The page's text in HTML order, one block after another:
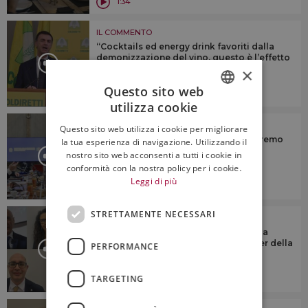
IL COMMENTO
“Cocktails ed energy drink favoriti dalla
demonizzazione del vino, questo è l’effetto
4:15
IL COMMENTO
Health warnings e vino: “non accetteremo
mai etichette che spaventano il
consumatore”
6:23
IL COMMENTO
Tendenze, presente e futuro del vino a
scaffale in Italia, con le insegne leader della
ENGLISH
×
Questo sito web
utilizza cookie
Questo sito web utilizza i cookie per migliorare
la tua esperienza di navigazione. Utilizzando il
nostro sito web acconsenti a tutti i cookie in
conformità con la nostra policy per i cookie.
Leggi di più
STRETTAMENTE NECESSARI
PERFORMANCE
TARGETING